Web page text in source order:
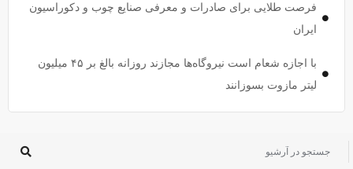
فرصت طلایی برای صادرات و معرفی صنایع چوب و دکوراسیون
ایران
با اجازه شعام است نیروگاه‌ها مجازند روزانه بالغ بر ۴۵ میلیون
لیتر مازوت بسوزانند